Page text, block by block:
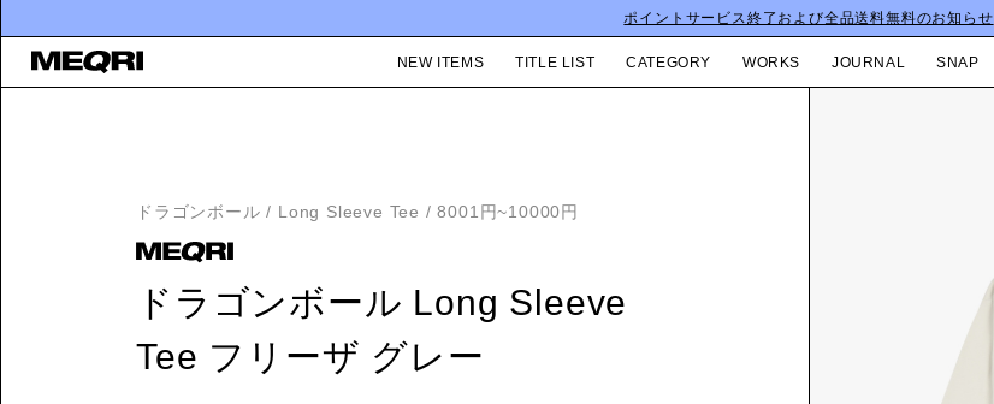
ポイントサービス終了および全品送料無料のお知らせ
NEW ITEMS TITLE LIST CATEGORY WORKS JOURNAL SNAP
ドラゴンボール / Long Sleeve Tee /8001円~10000円
ドラゴンボール Long Sleeve
Tee フリーザ グレー